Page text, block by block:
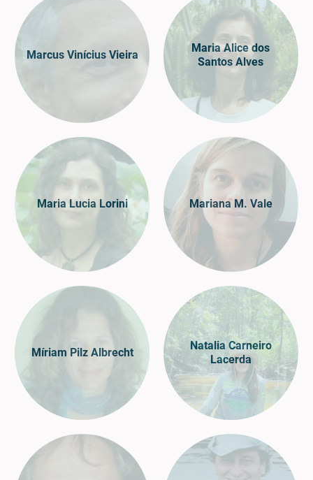
Marcus Vinícius Vieira
Maria Alice dos
Santos Alves
Maria Lucia Lorini Mariana M. Vale
Míriam Pilz Albrecht
Natalia Carneiro
Lacerda